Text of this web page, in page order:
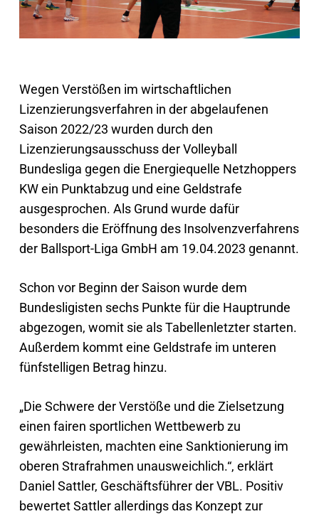
Wegen Verstößen im wirtschaftlichen
Lizenzierungsverfahren in der abgelaufenen
Saison 2022/23 wurden durch den
Lizenzierungsausschuss der Volleyball
Bundesliga gegen die Energiequelle Netzhoppers
KW ein Punktabzug und eine Geldstrafe
ausgesprochen. Als Grund wurde dafür
besonders die Eröffnung des Insolvenzverfahrens
der Ballsport-Liga GmbH am 19.04.2023 genannt.
Schon vor Beginn der Saison wurde dem
Bundesligisten sechs Punkte für die Hauptrunde
abgezogen, womit sie als Tabellenletzter starten.
Außerdem kommt eine Geldstrafe im unteren
fünfstelligen Betrag hinzu.
„Die Schwere der Verstöße und die Zielsetzung
einen fairen sportlichen Wettbewerb zu
gewährleisten, machten eine Sanktionierung im
oberen Strafrahmen unausweichlich.“, erklärt
Daniel Sattler, Geschäftsführer der VBL. Positiv
bewertet Sattler allerdings das Konzept zur